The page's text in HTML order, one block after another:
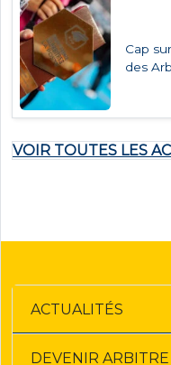
Cap
des
VOIR TOUTES LES
ACTUALITÉS
DEVENIR ARBITRE